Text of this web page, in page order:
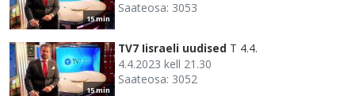
15 min
Saateosa: 3053
15 min
TV7 Iisraeli uudised T 4.4.
4.4.2023 kell 21.30
Saateosa: 3052